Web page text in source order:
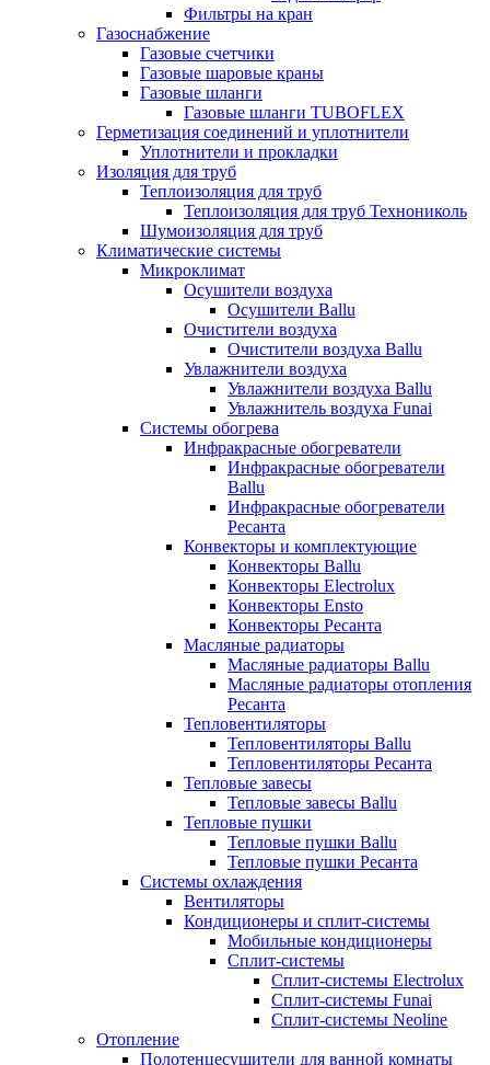
Фильтры на кран
Газоснабжение
Газовые счетчики
Газовые шаровые краны
Газовые шланги
Газовые шланги TUBOFLEX
Герметизация соединений и уплотнители
Уплотнители и прокладки
Изоляция для труб
Теплоизоляция для труб
Теплоизоляция для труб Технониколь
Шумоизоляция для труб
Климатические системы
Микроклимат
Осушители воздуха
Осушители Ballu
Очистители воздуха
Очистители воздуха Ballu
Увлажнители воздуха
Увлажнители воздуха Ballu
Увлажнитель воздуха Funai
Системы обогрева
Инфракрасные обогреватели
Инфракрасные обогреватели
Ballu
Инфракрасные обогреватели
Ресанта
Конвекторы и комплектующие
Конвекторы Ballu
Конвекторы Electrolux
Конвекторы Ensto
Конвекторы Ресанта
Масляные радиаторы
Масляные радиаторы Ballu
Масляные радиаторы отопления
Ресанта
Тепловентиляторы
Тепловентиляторы Ballu
Тепловентиляторы Ресанта
Тепловые завесы
Тепловые завесы Ballu
Тепловые пушки
Тепловые пушки Ballu
Тепловые пушки Ресанта
Системы охлаждения
Вентиляторы
Кондиционеры и сплит-системы
Мобильные кондиционеры
Сплит-системы
Сплит-системы Electrolux
Сплит-системы Funai
Сплит-системы Neoline
Отопление
Полотенцесушители для ванной комнаты